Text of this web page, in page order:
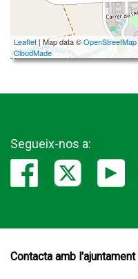
Leaflet| Map data ©OpenStreetMap
CloudMade
Segueix-nos a:
Contacta amb l'ajuntament